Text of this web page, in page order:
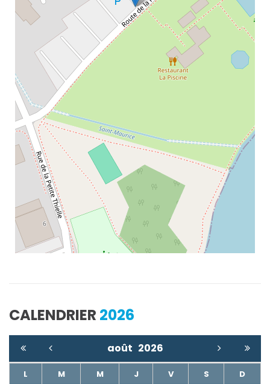
CALENDRIER 2026
août 2026
L M M J V S
D